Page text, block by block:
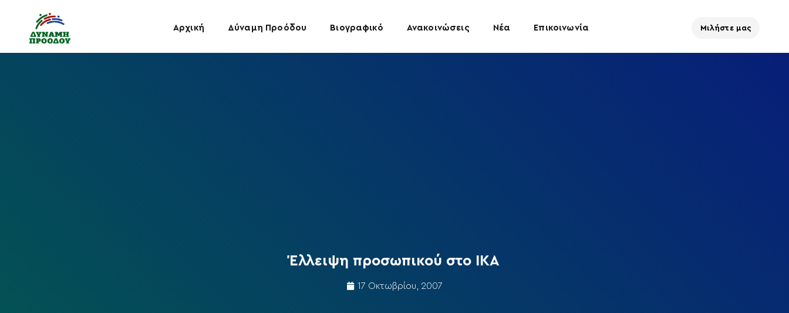
Αρχική Δύναμη Προόδου Βιογραφικό Ανακοινώσεις Νέα Επικοινωνία Μιλήστε μας
Έλλειψη προσωπικού στο ΙΚΑ
17 Οκτωβρίου, 2007